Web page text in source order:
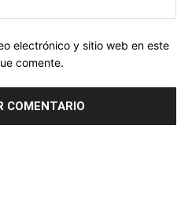
electrónico y sitio web en este
comente.